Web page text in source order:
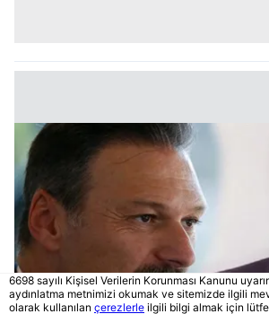
6698 sayılı Kişisel Verilerin Korunması Kanunu
aydınlatma metnimizi okumak ve sitemizde ilgili
olarak kullanılan çerezlerle ilgili bilgi almak için